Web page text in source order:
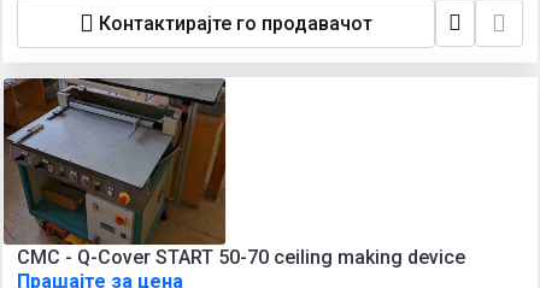
Контактирајте го продавачот
CMC - Q-Cover START 50-70 ceiling making device
Прашајте за цена